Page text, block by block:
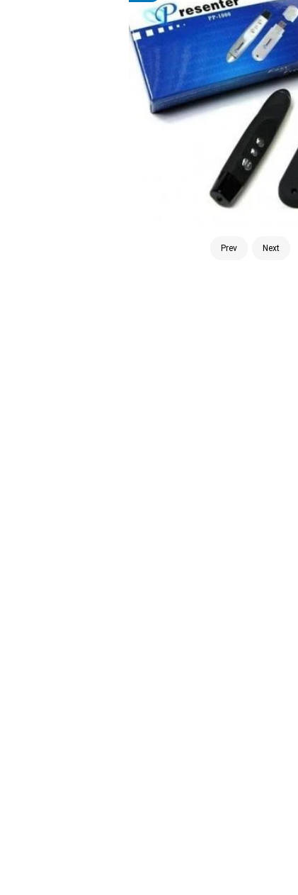
Prev Next